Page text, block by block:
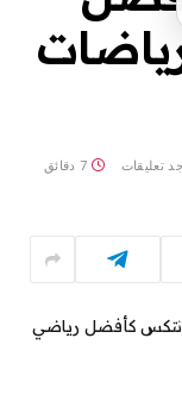
تعليقات 7 دقائق